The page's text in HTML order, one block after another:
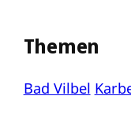
Themen
Bad Vilbel